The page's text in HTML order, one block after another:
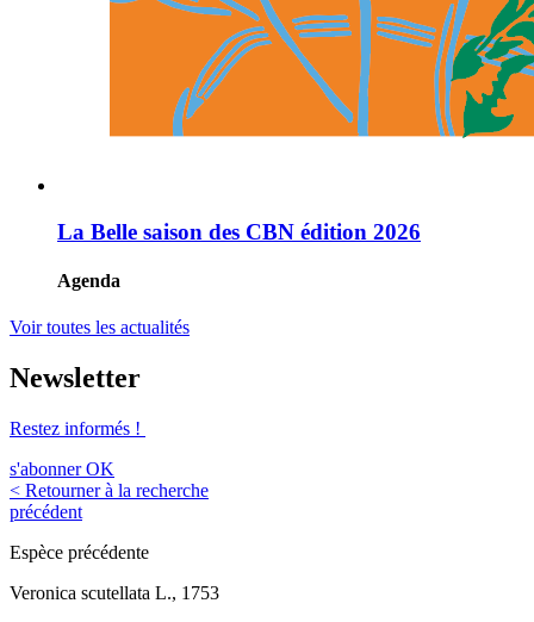
La Belle saison des CBN édition 2026
Agenda
Voir toutes les actualités
Newsletter
Restez informés !
s'abonner OK
< Retourner à la recherche
précédent
Espèce précédente
Veronica scutellata L., 1753